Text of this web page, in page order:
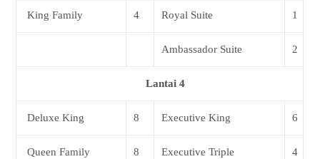
King Family 4 Royal Suite 1
Ambassador Suite 2
Lantai 4
Deluxe King 8 Executive King 6
Queen Family 8 Executive Triple 4